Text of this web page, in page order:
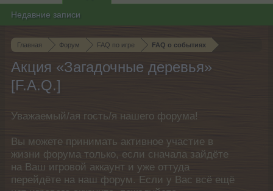
Главная Форум FAQ по игре FAQ о событиях
Акция «Загадочные деревья»
[F.A.Q.]
Уважаемый/ая гость/я нашего форума!
Вы можете принимать активное участие в
жизни форума только, если сначала зайдёте
на Ваш игровой аккаунт и уже оттуда
перейдёте на наш форум. Если у Вас всё ещё
Недавние записи